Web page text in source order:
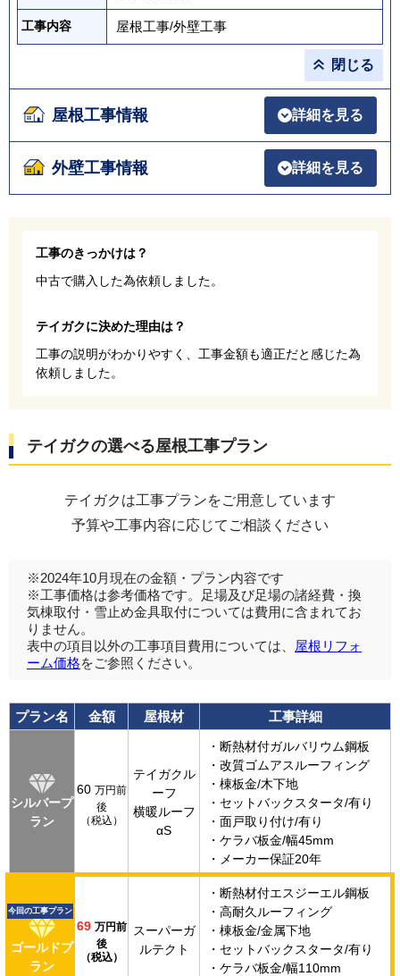
工事内容 屋根工事/外壁工事
閉じる
屋根工事情報 詳細を見る
外壁工事情報 詳細を見る
工事のきっかけは？
中古で購入した為依頼しました。
テイガクに決めた理由は？
工事の説明がわかりやすく、工事金額も適正だと感じた為
依頼しました。
テイガクの選べる屋根工事プラン
テイガクは工事プランをご用意しています
予算や工事内容に応じてご相談ください
※2024年10月現在の金額・プラン内容です
※工事価格は参考価格です。足場及び足場の諸経費・換
気棟取付・雪止め金具取付については費用に含まれてお
りません。
表中の項目以外の工事項目費用については、
屋根リフォ
ーム価格をご参照ください。
プラン名 金額 屋根材 工事詳細
シルバープ
ラン
60 万円前
後
（税込）
テイガクル
ーフ
横暖ルーフ
αS
・断熱材付ガルバリウム鋼板
・改質ゴムアスルーフィング
・棟板金/木下地
・セットバックスタータ/有り
・面戸取り付け/有り
・ケラバ板金/幅45mm
・メーカー保証20年
今回の工事プラン
ゴールドプ
ラン
69 万円前
後
（税込）
スーパーガ
ルテクト
・断熱材付エスジーエル鋼板
・高耐久ルーフィング
・棟板金/金属下地
・セットバックスタータ/有り
・ケラバ板金/幅110mm